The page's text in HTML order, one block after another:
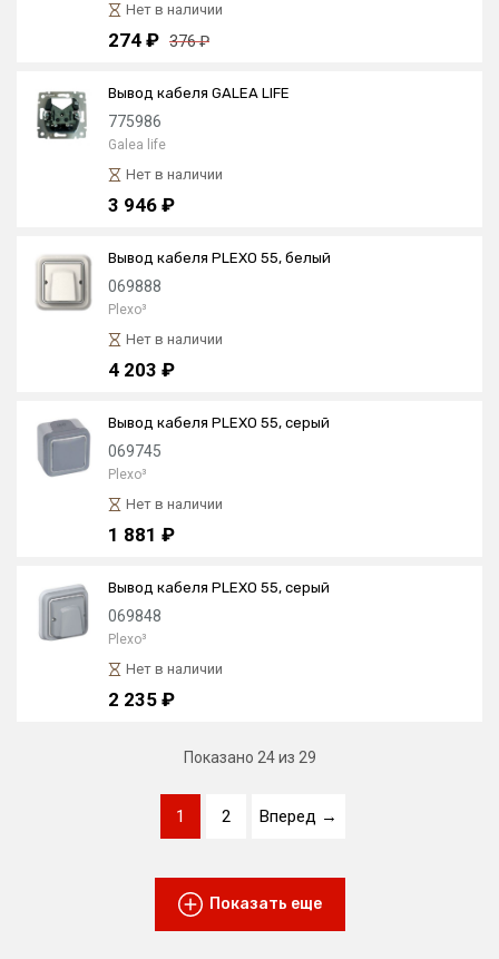
Нет в наличии
274 ₽ 376 ₽
Вывод кабеля GALEA LIFE
775986
Galea life
Нет в наличии
3 946 ₽
Вывод кабеля PLEXO 55, белый
069888
Plexo³
Нет в наличии
4 203 ₽
Вывод кабеля PLEXO 55, серый
069745
Plexo³
Нет в наличии
1 881 ₽
Вывод кабеля PLEXO 55, серый
069848
Plexo³
Нет в наличии
2 235 ₽
Показано 24из 29
1 2 Вперед →
Показать еще